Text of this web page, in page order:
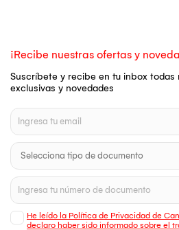
¡Recibe nuestras ofertas y
Suscríbete y recibe en tu inbox todas
exclusivas y novedades
He leído la Política de Privacidad de
declaro haber sido informado sobre el